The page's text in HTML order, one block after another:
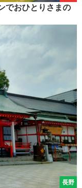
でおひとりさまの
長野